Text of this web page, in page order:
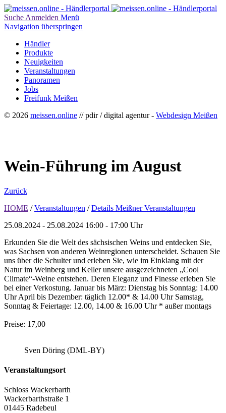
Suche Anmelden Menü
Navigation überspringen
Händler
Produkte
Neuigkeiten
Veranstaltungen
Panoramen
Jobs
Freifunk Meißen
© 2026 meissen.online // pdir / digital agentur - Webdesign Meißen
Wein-Führung im August
Zurück
HOME / Veranstaltungen / Details Meißner Veranstaltungen
25.08.2024 - 25.08.2024 16:00 - 17:00 Uhr
Erkunden Sie die Welt des sächsischen Weins und entdecken Sie,
was Sachsen von anderen Weinregionen unterscheidet. Schauen Sie
uns über die Schulter und erleben Sie, wie im Einklang mit der
Natur im Weinberg und Keller unsere ausgezeichneten „Cool
Climate“-Weine entstehen. Deren Eleganz und Finesse erleben Sie
bei einer Verkostung. Januar bis März: Dienstag bis Sonntag: 14.00
Uhr April bis Dezember: täglich 12.00* & 14.00 Uhr Samstag,
Sonntag & Feiertage: 12.00, 14.00 & 16.00 Uhr * außer montags
Preise: 17,00
Sven Döring (DML-BY)
Veranstaltungsort
Schloss Wackerbarth
Wackerbarthstraße 1
01445 Radebeul